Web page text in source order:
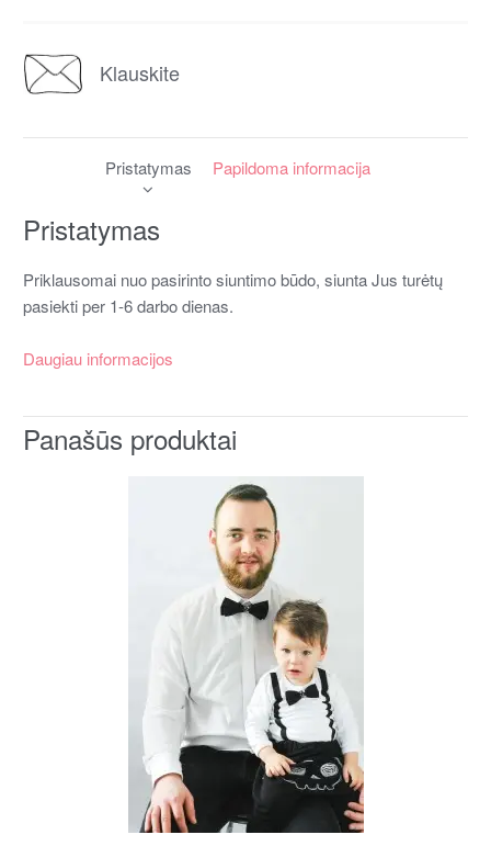
Klauskite
Pristatymas Papildoma informacija
Pristatymas
Priklausomai nuo pasirinto siuntimo būdo, siunta Jus turėtų
pasiekti per 1-6 darbo dienas.
Daugiau informacijos
Panašūs produktai